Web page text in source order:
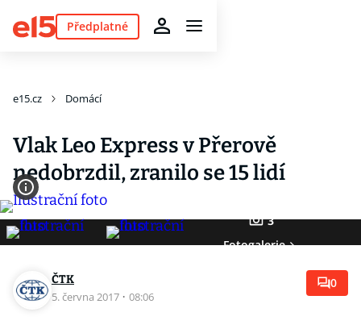
Předplatné
e15.cz Domácí
Vlak Leo Express v Přerově
nedobrzdil, zranilo se 15 lidí
3
Fotogalerie
ČTK
5. června 2017 · 08:06
0